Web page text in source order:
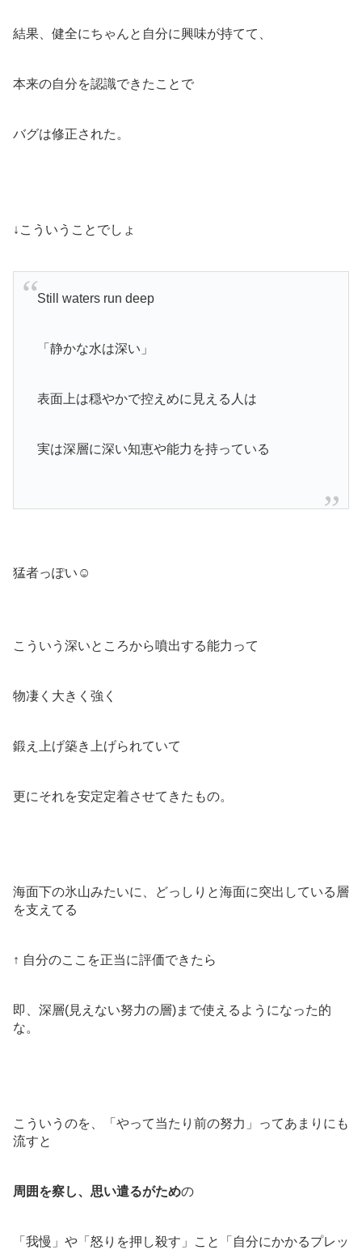
結果、健全にちゃんと自分に興味が持てて、
本来の自分を認識できたことで
バグは修正された。
↓こういうことでしょ
Still waters run deep
「静かな水は深い」
表面上は穏やかで控えめに見える人は
実は深層に深い知恵や能力を持っている
猛者っぽい☺︎
こういう深いところから噴出する能力って
物凄く大きく強く
鍛え上げ築き上げられていて
更にそれを安定定着させてきたもの。
海面下の氷山みたいに、どっしりと海面に突出している層
を支えてる
↑ 自分のここを正当に評価できたら
即、深層(見えない努力の層)まで使えるようになった的
な。
こういうのを、「やって当たり前の努力」ってあまりにも
流すと
周囲を察し、思い遣るがための
「我慢」や「怒りを押し殺す」こと「自分にかかるプレッ